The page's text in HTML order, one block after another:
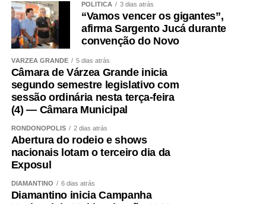
POLÍTICA 3 dias atrás
“Vamos vencer os gigantes”,
afirma Sargento Jucá durante
convenção do Novo
VÁRZEA GRANDE 5 dias atrás
Câmara de Várzea Grande inicia
segundo semestre legislativo com
sessão ordinária nesta terça-feira
(4) — Câmara Municipal
RONDONÓPOLIS 2 dias atrás
Abertura do rodeio e shows
nacionais lotam o terceiro dia da
Exposul
DIAMANTINO 6 dias atrás
Diamantino inicia Campanha